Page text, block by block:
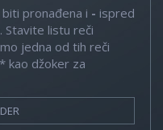
pronađena i - ispred
Stavite listu reči
jedna od tih reči
kao džoker za